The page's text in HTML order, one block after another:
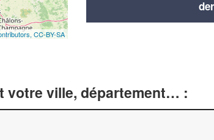
CC-BY-SA
votre ville, département… :